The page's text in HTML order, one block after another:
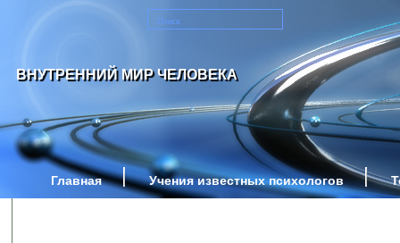
ВНУТРЕННИЙ МИР ЧЕЛОВЕКА
Главная Учения известных психологов